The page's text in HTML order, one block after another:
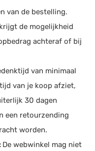
van de bestelling.
de mogelijkheid
achteraf of bij
van minimaal
van je koop afziet,
30 dagen
een retourzending
worden.
De webwinkel mag niet